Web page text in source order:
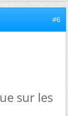
#6
sur les